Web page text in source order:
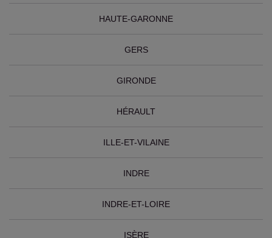
HAUTE-GARONNE
GERS
GIRONDE
HÉRAULT
ILLE-ET-VILAINE
INDRE
INDRE-ET-LOIRE
ISÈRE